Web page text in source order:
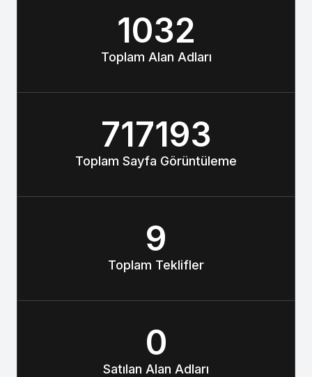
1032
Toplam Alan Adları
717193
Toplam Sayfa Görüntüleme
9
Toplam Teklifler
0
Satılan Alan Adları